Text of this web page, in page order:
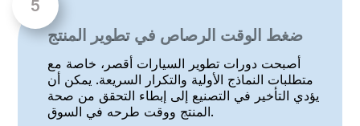
ضغط الوقت الرصاص في تطوير المنتج
أصبحت دورات تطوير السيارات أقصر، خاصة مع
متطلبات النماذج الأولية والتكرار السريعة. يمكن أن
يؤدي التأخير في التصنيع إلى إبطاء التحقق من صحة
المنتج ووقت طرحه في السوق.